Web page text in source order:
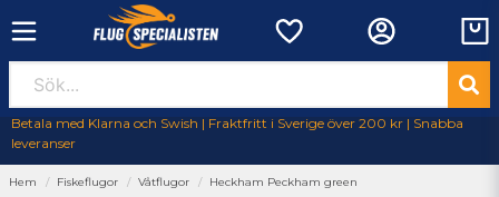
Betala med Klarna och Swish | Fraktfritt i Sverige över 200 kr | Snabba
leveranser
Hem Fiskeflugor Våtflugor Heckham Peckham green